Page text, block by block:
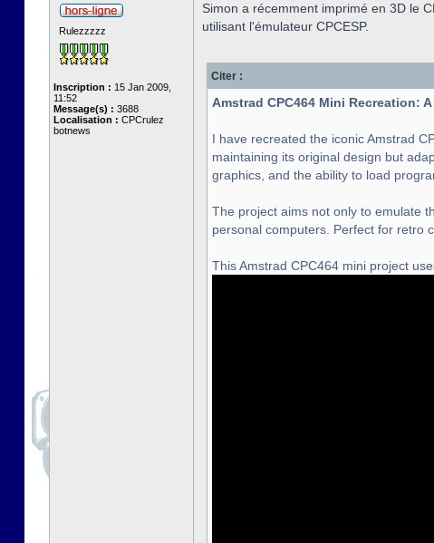
Rulezzzzz
Inscription : 15 Jan 2009,
11:52
Message(s) : 3688
Localisation : CPCrulez
botnews
Simon a récemment imprimé en 3D le
utilisant l'émulateur CPCESP.
Citer :
Amstrad CPC464 Mini Recreation:
I have recreated the iconic Amstrad
maintaining its original design but
graphics, and the ability to load
The project aims not only to emulate
personal computers. Perfect for retro
This Amstrad CPC464 mini project